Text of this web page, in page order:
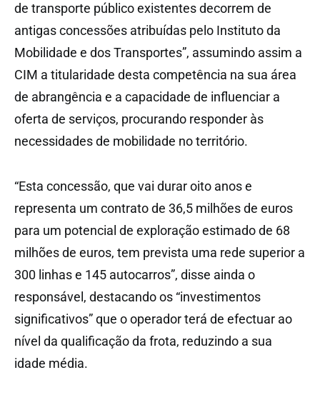
de transporte público existentes decorrem de
antigas concessões atribuídas pelo Instituto da
Mobilidade e dos Transportes”, assumindo assim a
CIM a titularidade desta competência na sua área
de abrangência e a capacidade de influenciar a
oferta de serviços, procurando responder às
necessidades de mobilidade no território.
“Esta concessão, que vai durar oito anos e
representa um contrato de 36,5 milhões de euros
para um potencial de exploração estimado de 68
milhões de euros, tem prevista uma rede superior a
300 linhas e 145 autocarros”, disse ainda o
responsável, destacando os “investimentos
significativos” que o operador terá de efectuar ao
nível da qualificação da frota, reduzindo a sua
idade média.